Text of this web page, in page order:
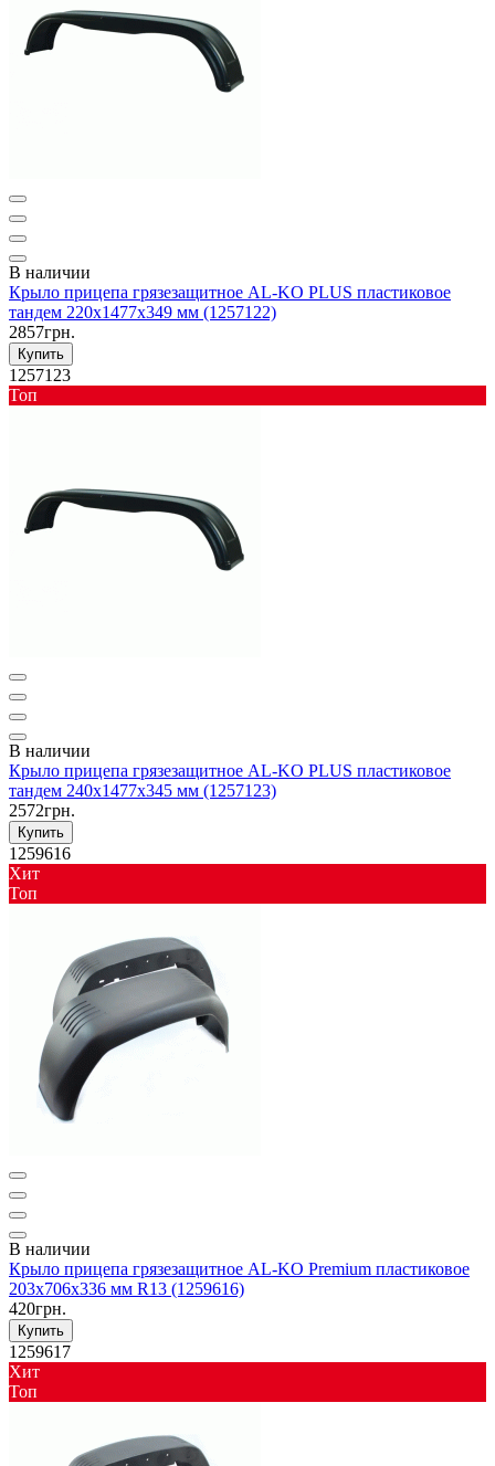
В наличии
Крыло прицепа грязезащитное AL-KO PLUS пластиковое
тандем 220x1477x349 мм (1257122)
2857грн.
Купить
1257123
Toп
В наличии
Крыло прицепа грязезащитное AL-KO PLUS пластиковое
тандем 240x1477x345 мм (1257123)
2572грн.
Купить
1259616
Хит
Toп
В наличии
Крыло прицепа грязезащитное AL-KO Premium пластиковое
203x706x336 мм R13 (1259616)
420грн.
Купить
1259617
Хит
Toп